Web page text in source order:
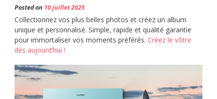
Posted on 10 juillet 2025
Collectionnez vos plus belles photos et créez un album
unique et personnalisé. Simple, rapide et qualité garantie
pour immortaliser vos moments préférés. Créez le vôtre
dès aujourd’hui !